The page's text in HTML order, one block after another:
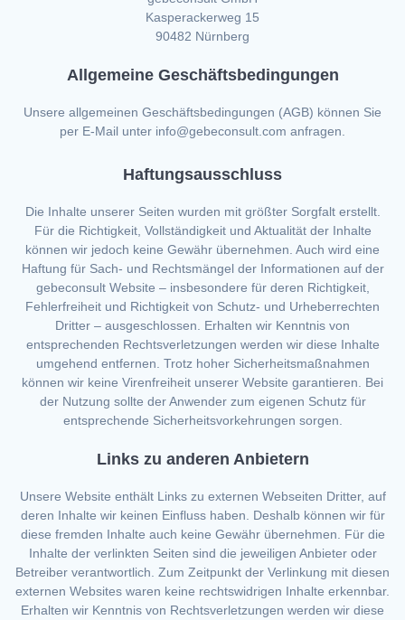
Kasperackerweg 15
90482 Nürnberg
Allgemeine Geschäftsbedingungen
Unsere allgemeinen Geschäftsbedingungen (AGB) können Sie
per E-Mail unter info@gebeconsult.com anfragen.
Haftungsausschluss
Die Inhalte unserer Seiten wurden mit größter Sorgfalt erstellt.
Für die Richtigkeit, Vollständigkeit und Aktualität der Inhalte
können wir jedoch keine Gewähr übernehmen. Auch wird eine
Haftung für Sach- und Rechtsmängel der Informationen auf der
gebeconsult Website – insbesondere für deren Richtigkeit,
Fehlerfreiheit und Richtigkeit von Schutz- und Urheberrechten
Dritter – ausgeschlossen. Erhalten wir Kenntnis von
entsprechenden Rechtsverletzungen werden wir diese Inhalte
umgehend entfernen. Trotz hoher Sicherheitsmaßnahmen
können wir keine Virenfreiheit unserer Website garantieren. Bei
der Nutzung sollte der Anwender zum eigenen Schutz für
entsprechende Sicherheitsvorkehrungen sorgen.
Links zu anderen Anbietern
Unsere Website enthält Links zu externen Webseiten Dritter, auf
deren Inhalte wir keinen Einfluss haben. Deshalb können wir für
diese fremden Inhalte auch keine Gewähr übernehmen. Für die
Inhalte der verlinkten Seiten sind die jeweiligen Anbieter oder
Betreiber verantwortlich. Zum Zeitpunkt der Verlinkung mit diesen
externen Websites waren keine rechtswidrigen Inhalte erkennbar.
Erhalten wir Kenntnis von Rechtsverletzungen werden wir diese